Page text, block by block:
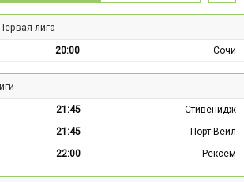
лига
20:00 Сочи
21:45
Стивенидж
21:45
Порт Вейл
22:00 Рексем